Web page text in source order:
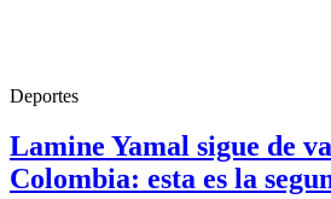
Deportes
Lamine Yamal sigue de
Colombia: esta es la